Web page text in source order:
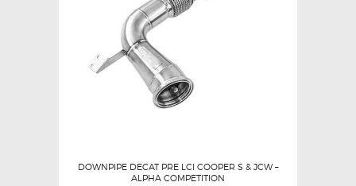
DOWNPIPE DECAT PRE LCI COOPER S & JCW –
ALPHA COMPETITION